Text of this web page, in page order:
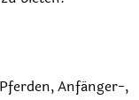
Anfänger-,